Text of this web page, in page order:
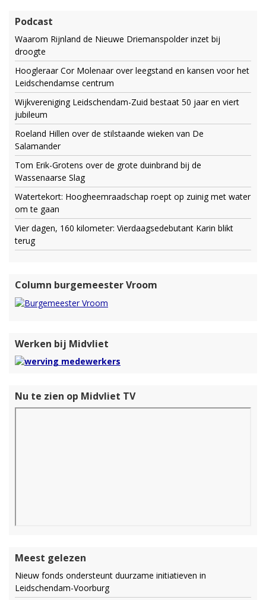
Podcast
Waarom Rijnland de Nieuwe Driemanspolder inzet bij
droogte
Hoogleraar Cor Molenaar over leegstand en kansen voor het
Leidschendamse centrum
Wijkvereniging Leidschendam-Zuid bestaat 50 jaar en viert
jubileum
Roeland Hillen over de stilstaande wieken van De
Salamander
Tom Erik-Grotens over de grote duinbrand bij de
Wassenaarse Slag
Watertekort: Hoogheemraadschap roept op zuinig met water
om te gaan
Vier dagen, 160 kilometer: Vierdaagsedebutant Karin blikt
terug
Column burgemeester Vroom
Werken bij Midvliet
Nu te zien op Midvliet TV
Meest gelezen
Nieuw fonds ondersteunt duurzame initiatieven in
Leidschendam-Voorburg